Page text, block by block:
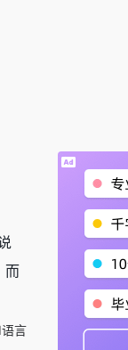
而
言